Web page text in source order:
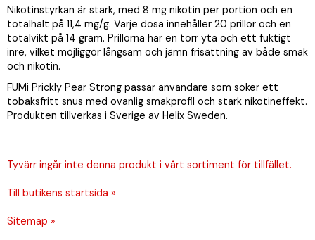
Nikotinstyrkan är stark, med 8 mg nikotin per portion och en
totalhalt på 11,4 mg/g. Varje dosa innehåller 20 prillor och en
totalvikt på 14 gram. Prillorna har en torr yta och ett fuktigt
inre, vilket möjliggör långsam och jämn frisättning av både smak
och nikotin.
FUMi Prickly Pear Strong passar användare som söker ett
tobaksfritt snus med ovanlig smakprofil och stark nikotineffekt.
Produkten tillverkas i Sverige av Helix Sweden.
Tyvärr ingår inte denna produkt i vårt sortiment för tillfället.
Till butikens startsida »
Sitemap »